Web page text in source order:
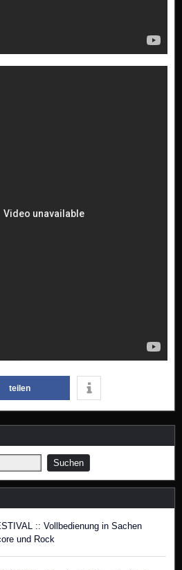
teilen
:: Vollbedienung in Sachen
und Rock